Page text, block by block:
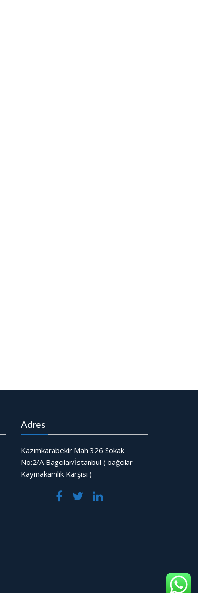
Adres
Kazımkarabekir Mah 326 Sokak
No:2/A Bagcılar/İstanbul ( bağcılar
Kaymakamlık Karşısı )